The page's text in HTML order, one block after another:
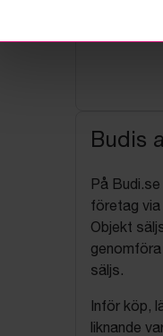
Budis
På
företag via
Objekt
säljs.
Inför köp,
liknande